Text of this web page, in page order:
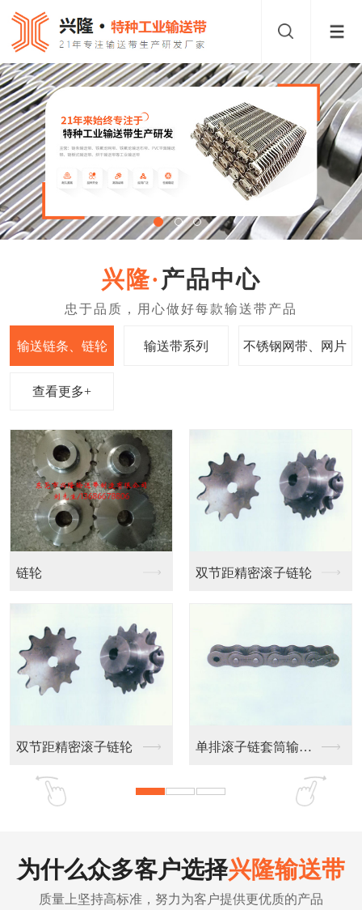
产品中心
输送链条、链轮 输送带系列 不锈钢网带、网片
查看更多+
链条输送带 链条输送带
不锈钢链板输送带 扁丝输送网带
为什么众多客户选择兴隆输送带
质量上坚持高标准，努力为客户提供更优质的产品